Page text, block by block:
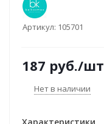
Артикул: 105701
187 руб./шт
Нет в наличии